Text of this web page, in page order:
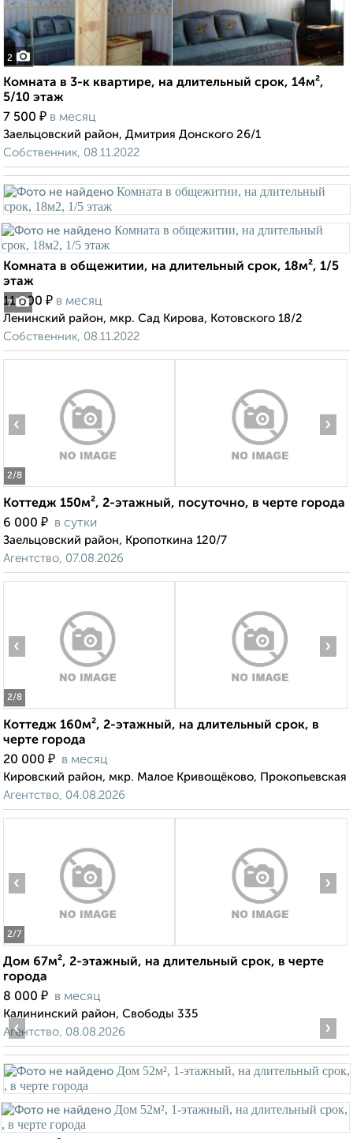
2
Комната в 3-к квартире, на длительный срок, 14м²,
5/10 этаж
7 500 ₽ в месяц
Заельцовский район, Дмитрия Донского 26/1
Собственник, 08.11.2022
7
Комната в общежитии, на длительный срок, 18м², 1/5
этаж
11 000 ₽ в месяц
Ленинский район, мкр. Сад Кирова, Котовского 18/2
Собственник, 08.11.2022
2/8
‹ ›
Коттедж 150м², 2-этажный, посуточно, в черте города
6 000 ₽ в сутки
Заельцовский район, Кропоткина 120/7
Агентство, 07.08.2026
2/8
‹ ›
Коттедж 160м², 2-этажный, на длительный срок, в
черте города
20 000 ₽ в месяц
Кировский район, мкр. Малое Кривощёково, Прокопьевская
Агентство, 04.08.2026
2/7
‹ ›
Дом 67м², 2-этажный, на длительный срок, в черте
города
8 000 ₽ в месяц
Калининский район, Свободы 335
Агентство, 08.08.2026
‹ ›